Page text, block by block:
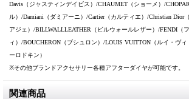
Davis（ジャスティンデイビス）/CHAUMET（ショーメ）/
ル）/Damiani（ダミアーニ）/Cartier（カルティエ）/Christian Dior
アジェ）/BILLWALLLEATHER（ビルウォールレザー）/FENDI（
ィ）/BOUCHERON（ブシュロン）/LOUIS VUITTON（ルイ・ヴィ
ーロドキン）
※その他ブランドアクセサリー各種アフターダイヤが可能です。
関連商品